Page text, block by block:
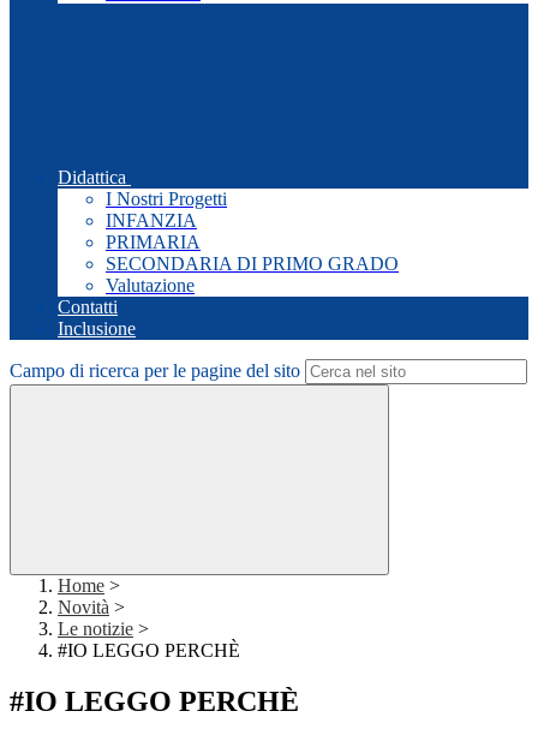
Didattica
I Nostri Progetti
INFANZIA
PRIMARIA
SECONDARIA DI PRIMO GRADO
Valutazione
Contatti
Inclusione
Campo di ricerca per le pagine del sito
Home >
Novità >
Le notizie >
#IO LEGGO PERCHÈ
#IO LEGGO PERCHÈ